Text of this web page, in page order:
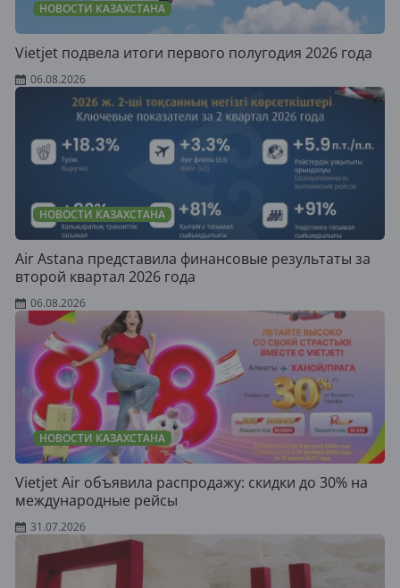
НОВОСТИ КАЗАХСТАНА
Vietjet подвела итоги первого полугодия 2026 года
06.08.2026
НОВОСТИ КАЗАХСТАНА
Air Astana представила финансовые результаты за
второй квартал 2026 года
06.08.2026
НОВОСТИ КАЗАХСТАНА
Vietjet Air объявила распродажу: скидки до 30% на
международные рейсы
31.07.2026